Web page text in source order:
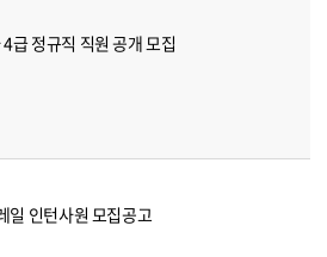
급 정규직 직원 공개 모집
일 인턴사원 모집공고